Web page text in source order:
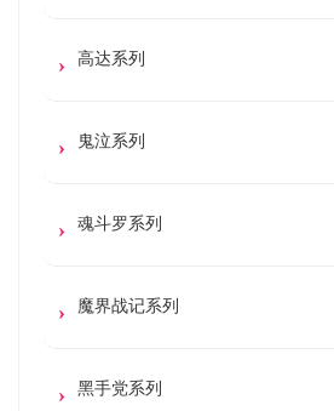
高达系列
鬼泣系列
魂斗罗系列
魔界战记系列
黑手党系列